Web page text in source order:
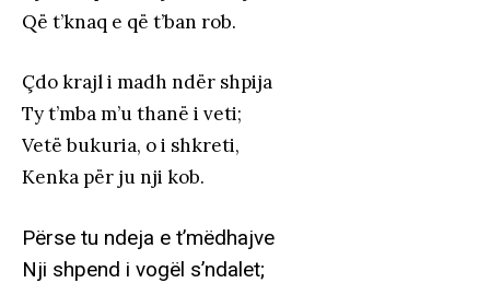
Që t’knaq e që t’ban rob.
Çdo krajl i madh ndër shpija
Ty t’mba m’u thanë i veti;
Vetë bukuria, o i shkreti,
Kenka për ju nji kob.
Përse tu ndeja e t’mëdhajve
Nji shpend i vogël s’ndalet;